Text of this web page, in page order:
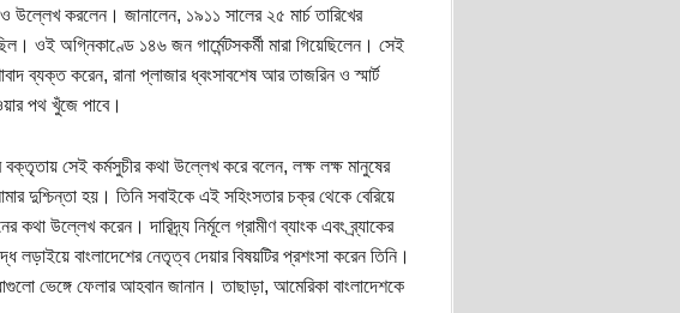
উল্লেখ করলেন। জানালেন, ১৯১১ সালের ২৫ মার্চ তারিখের
ওই অগ্নিকাণ্ডে ১৪৬ জন গার্মেন্টসকর্মী মারা গিয়েছিলেন। সেই
ব্যক্ত করেন, রানা প্লাজার ধ্বংসাবশেষ আর তাজরিন ও স্মার্ট
পথ খুঁজে পাবে।
বক্তৃতায় সেই কর্মসুচীর কথা উল্লেখ করে বলেন, লক্ষ লক্ষ মানুষের
দুশ্চিন্তা হয়। তিনি সবাইকে এই সহিংসতার চক্র থেকে বেরিয়ে
কথা উল্লেখ করেন। দারিদ্র্য নির্মূলে গ্রামীণ ব্যাংক এবং ব্র্যাকের
বাংলাদেশের নেতৃত্ব দেয়ার বিষয়টির প্রশংসা করেন তিনি।
ভেঙ্গে ফেলার আহবান জানান। তাছাড়া, আমেরিকা বাংলাদেশকে